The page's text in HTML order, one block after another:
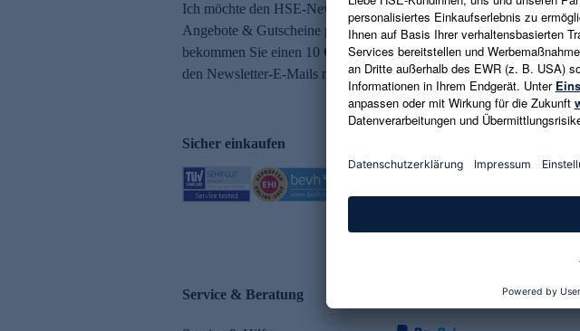
Ich möchte den HSE-Newsletter abonnieren und aktuelle Trends,
Angebote & Gutscheine per E-Mail erhalten. Als Dankeschön
bekommen Sie einen 10 € Gutschein. Eine Abmeldung ist jederzeit in
den Newsletter-E-Mails möglich.
Sicher einkaufen
Service & Beratung